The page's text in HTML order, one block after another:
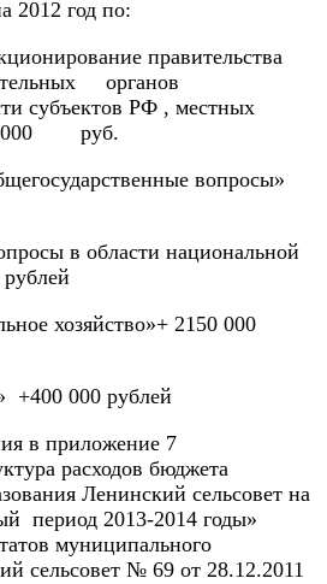
2012 год по:
правительства
органов
субъектов РФ , местных
000 руб.
вопросы»
в области национальной
хозяйство»+ 2150 000
+400 000 рублей
в приложение 7
расходов бюджета
Ленинский сельсовет на
период 2013-2014 годы»
муниципального
сельсовет № 69 от 28.12.2011